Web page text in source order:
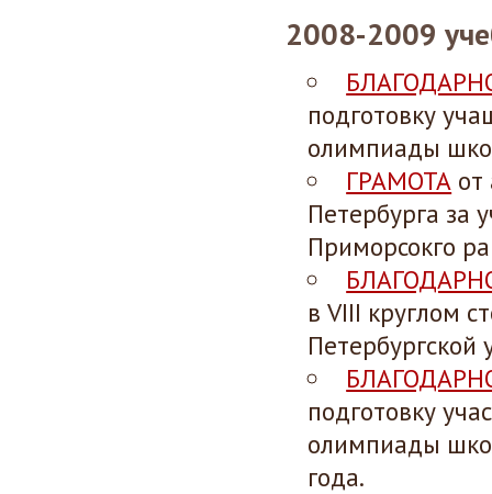
2008-2009
подготовку
олимпиады
ГРАМОТА
Петербурга за
Приморсокго
в VIII круглом
Петербургской
подготовку
олимпиады
года.